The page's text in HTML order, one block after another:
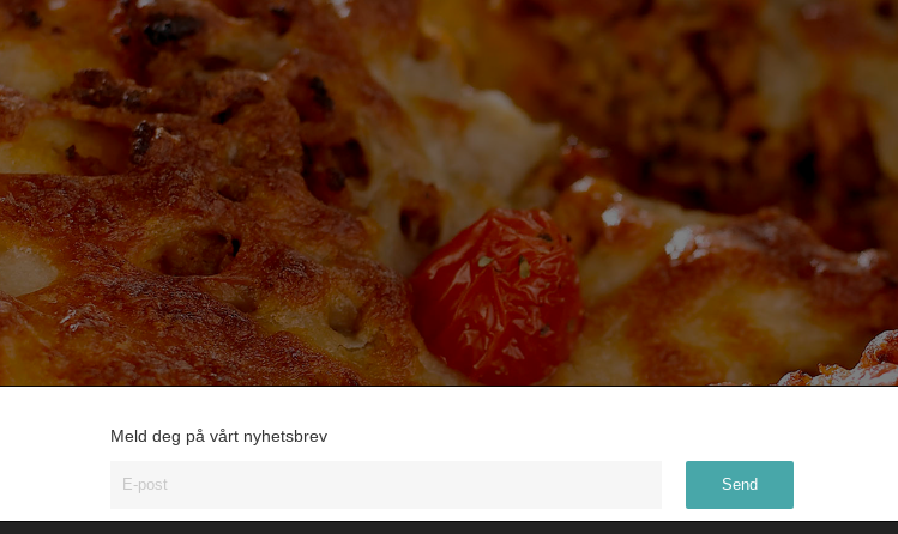
Meld deg på vårt nyhetsbrev